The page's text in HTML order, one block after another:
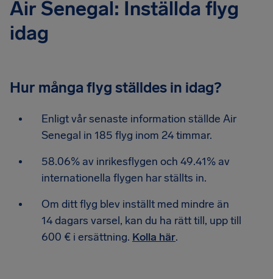
Air Senegal: Inställda flyg
idag
Hur många flyg ställdes in idag?
Enligt vår senaste information ställde Air
Senegal in 185 flyg inom 24 timmar.
58.06% av inrikesflygen och 49.41% av
internationella flygen har ställts in.
Om ditt flyg blev inställt med mindre än
14 dagars varsel, kan du ha rätt till, upp till
600 € i ersättning. Kolla här.